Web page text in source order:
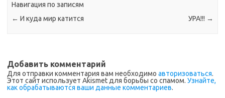
Навигация по записям
← И куда мир катится УРА!!! →
Добавить комментарий
Для отправки комментария вам необходимо авторизоваться.
Этот сайт использует Akismet для борьбы со спамом. Узнайте,
как обрабатываются ваши данные комментариев.